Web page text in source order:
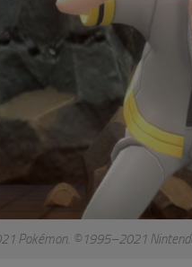
Pokémon. ©1995–2021